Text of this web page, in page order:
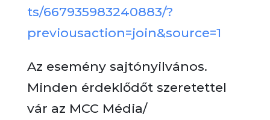
ts/667935983240883/?
previousaction=join&source=1
Az esemény sajtónyilvános.
Minden érdeklődőt szeretettel
vár az MCC Média/